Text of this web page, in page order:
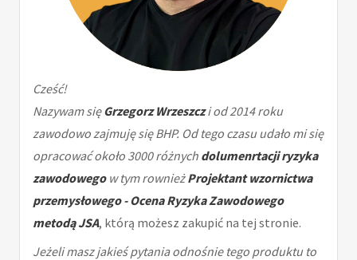
Cześć!
Nazywam sięGrzegorz Wrzeszczi od 2014 roku
zawodowo zajmuję się BHP. Od tego czasu udało mi się
opracować około 3000 różnych dolumenrtacji ryzyka
zawodowegow tym rownieżProjektant wzornictwa
przemysłowego - Ocena Ryzyka Zawodowego
metodą JSA, którą możesz zakupić na tej stronie.
Jeżeli masz jakieś pytania odnośnie tego produktu to